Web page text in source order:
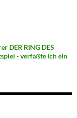
DER RING DES
- verfaßte ich ein